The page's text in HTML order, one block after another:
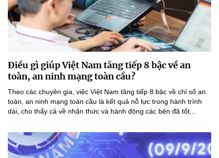
Điều gì giúp Việt Nam tăng tiếp 8 bậc về an
toàn, an ninh mạng toàn cầu?
Theo các chuyên gia, việc Việt Nam tăng tiếp 8 bậc về chỉ số an
toàn, an ninh mạng toàn cầu là kết quả nỗ lực trong hành trình
dài, cho thấy cả về nhận thức và hành động các bên đã tốt...